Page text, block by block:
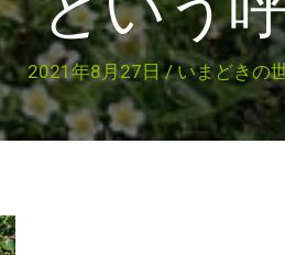
2021年8月27日/いまどきの